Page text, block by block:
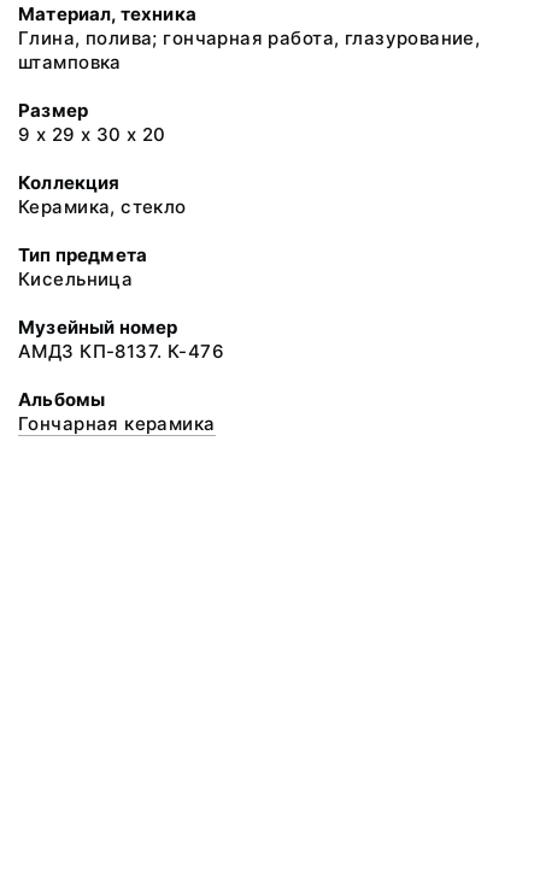
Материал, техника
Глина, полива; гончарная работа, глазурование,
штамповка
Размер
9 х 29 х 30 х 20
Коллекция
Керамика, стекло
Тип предмета
Кисельница
Музейный номер
АМДЗ КП-8137. К-476
Альбомы
Гончарная керамика